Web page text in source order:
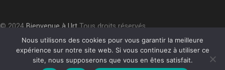
© 2024Bienvenue à UrtTous droits réservés.
Accessibilité ⎮Plan du site⎮ Mentions légales ⎮Politique de
confidentialité
Nous utilisons des cookies pour vous garantir la meilleure
expérience sur notre site web. Si vous continuez à utiliser ce
site, nous supposerons que vous en êtes satisfait.